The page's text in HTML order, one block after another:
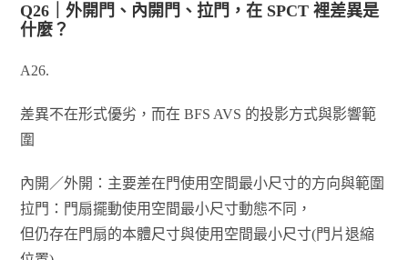
Q26｜外開門、內開門、拉門，在 SPCT 裡差異是
什麼？
A26.
差異不在形式優劣，而在 BFS AVS 的投影方式與影響範
圍
內開／外開：主要差在門使用空間最小尺寸的方向與範圍
拉門：門扇擺動使用空間最小尺寸動態不同，
但仍存在門扇的本體尺寸與使用空間最小尺寸(門片退縮